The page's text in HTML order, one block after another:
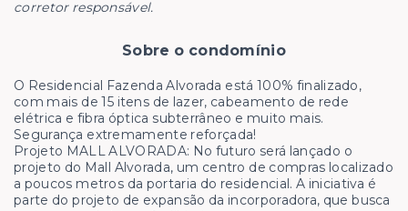
corretor responsável.
Sobre o condomínio
O Residencial Fazenda Alvorada está 100% finalizado,
com mais de 15 itens de lazer, cabeamento de rede
elétrica e fibra óptica subterrâneo e muito mais.
Segurança extremamente reforçada!
Projeto MALL ALVORADA: No futuro será lançado o
projeto do Mall Alvorada, um centro de compras localizado
a poucos metros da portaria do residencial. A iniciativa é
parte do projeto de expansão da incorporadora, que busca